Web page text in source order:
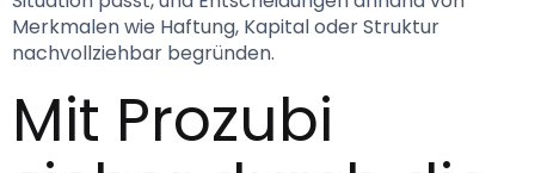
Merkmalen wie Haftung, Kapital oder Struktur
nachvollziehbar begründen.
Mit Prozubi